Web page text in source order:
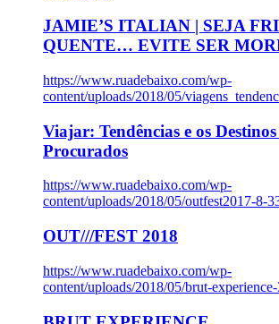
JAMIE’S ITALIAN | SEJA
QUENTE… EVITE SER
https://www.ruadebaixo.com/wp-
content/uploads/2018/05/
Viajar: Tendências e os
Procurados
https://www.ruadebaixo.com/wp-
content/uploads/2018/05/outfest2017-8-
OUT///FEST 2018
https://www.ruadebaixo.com/wp-
content/uploads/2018/05/brut-